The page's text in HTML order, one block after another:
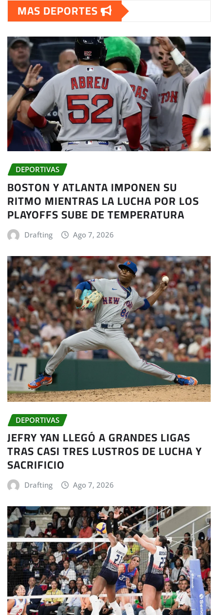
MAS DEPORTES
DEPORTIVAS
BOSTON Y ATLANTA IMPONEN SU
RITMO MIENTRAS LA LUCHA POR LOS
PLAYOFFS SUBE DE TEMPERATURA
Drafting Ago 7, 2026
DEPORTIVAS
JEFRY YAN LLEGÓ A GRANDES LIGAS
TRAS CASI TRES LUSTROS DE LUCHA Y
SACRIFICIO
Drafting Ago 7, 2026